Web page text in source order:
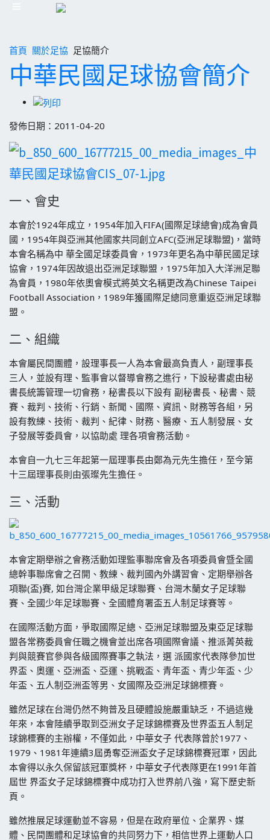
首頁 關於足協 足協簡介
中華民國足球協會簡介
發佈日期：2011-04-20
一、會史
本會於1924年成立，1954年加入FIFA(國際足球總會)成為會員
國，1954年與亞洲其他國家共同創立AFC(亞洲足球聯盟)，當時
本會名稱為中 華全國足球委員會，1973年更名為中華民國足球
協會，1974年因故退出亞洲足球聯盟，1975年加入大洋洲足聯
為會員，1980年依奧會模式將英文名稱更改為Chinese Taipei
Football Association，1989年獲國際足總同意重返亞洲足球聯
盟。
二、組織
本會屬民間團體，設理事長一人為本會最高負責人，副理事長
三人，並設有理、監事會以督導會務之進行，下設秘書處由秘
書長統籌管理一切會務，秘書長以下設有 副秘書長、秘書、競
賽、裁判、技術、行銷、新聞、國際、資訊、財務等各組，另
設有教練、技術、裁判、紀律、財務、醫療、五人制發展、女
子發展等委員會，以協助處 理各項會務活動。
本會自一九七三年起第一屆理事長由鄭為元先生擔任，至今第
十三屆理事長則由張璨先生擔任。
三、活動
本會定期舉辦之會務活動如理監事聯席會及各項委員會暨全國
總幹事聯席會之召開、教練、裁判國內外講習會、定期舉辦各
項聯(盃)賽, 如台灣企業甲級足球聯賽、台灣木蘭女子足球聯
賽、全國少年足球聯賽、全國體育署盃五人制足球賽等。
在國際活動方面，爭取國際足總、亞洲足球聯盟及東亞足球聯
盟各常務委員會任職之機會並出席各項國際會議、推派菁英裁
判與競賽官參與各級國際賽事之執法，選 派國家代表隊參加世
界盃、奧運、亞洲盃、亞運、挑戰盃、青年盃、青少年盃、少
年盃、五人制亞洲盃等男、女國際及亞洲足球錦標賽。
雖然足球在台灣仍然不夠普及且硬體設施嚴重缺乏，不過這幾
年來，本會陸續爭取到亞洲女子足球錦標賽及世界盃五人制足
球錦標賽的主辦權，不僅如此，中華女子 代表隊曾於1977、
1979、1981年連續3屆勇奪亞洲盃女子足球錦標賽冠軍，因此
本會得以永久保留該冠軍獎杯，中華女子代表隊更在1991年首
屆世 界盃女子足球錦標賽中成功打入世界前八強，寫下歷史新
頁。
雖然推展足球運動並不容易，但是在政府單位、企業界、媒
體、民間團體和足球協會的共同努力下，相信世界上運動人口